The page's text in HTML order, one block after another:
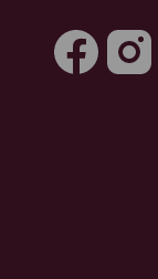
inte fast henne
Alla
använda om jag
ut den så kan